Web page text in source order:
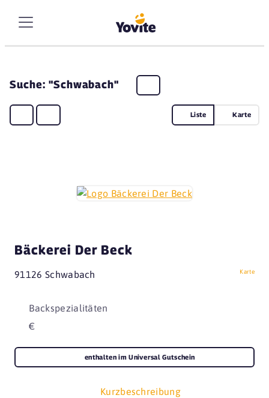
Suche: "Schwabach"
Liste Karte
Bäckerei Der Beck
91126 Schwabach Karte
Backspezialitäten
€
Kurzbeschreibung
enthalten im Universal Gutschein